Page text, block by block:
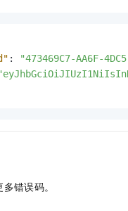
: "473469C7-AA6F-
错误码。